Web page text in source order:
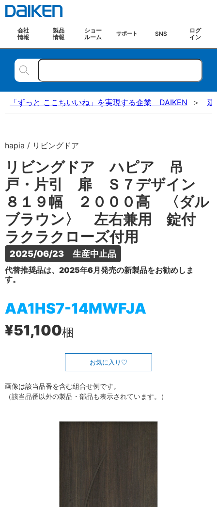
会社
情報
製品
情報
ショー
ルーム
サポート SNS
ログ
イン
「ずっと ここちいいね」を実現する企業 DAIKEN 建
hapia / リビングドア
リビングドア ハピア 吊
戸・片引 扉 Ｓ７デザイン
８１９幅 ２０００高 〈ダル
ブラウン〉 左右兼用 錠付
ラクラクローズ付用
2025/06/23　生産中止品
代替推奨品は、2025年6月発売の新製品をお勧めしま
す。
AA1HS7-14MWFJA
¥51,100梱
お気に入り
画像は該当品番を含む組合せ例です。
（該当品番以外の製品・部品も表示されています。）